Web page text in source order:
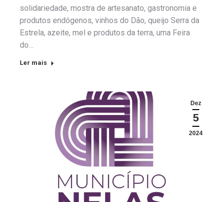
solidariedade, mostra de artesanato, gastronomia e
produtos endógenos, vinhos do Dão, queijo Serra da
Estrela, azeite, mel e produtos da terra, uma Feira
do…
Ler mais
Dez
5
2024